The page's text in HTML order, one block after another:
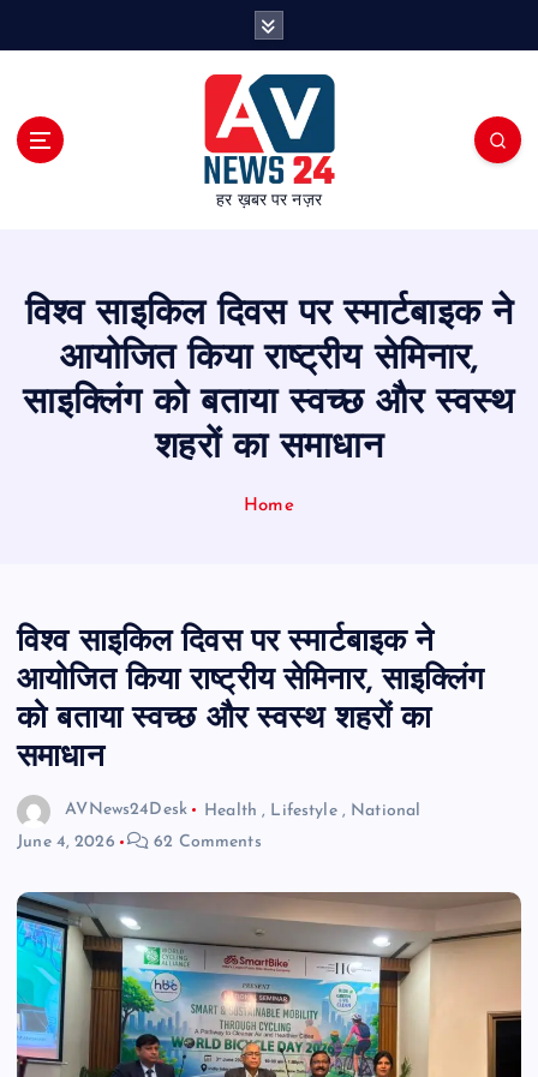
हर ख़बर पर नज़र
विश्व साइकिल दिवस पर स्मार्टबाइक ने
आयोजित किया राष्ट्रीय सेमिनार,
साइक्लिंग को बताया स्वच्छ और स्वस्थ
शहरों का समाधान
Home
विश्व साइकिल दिवस पर स्मार्टबाइक ने
आयोजित किया राष्ट्रीय सेमिनार, साइक्लिंग
को बताया स्वच्छ और स्वस्थ शहरों का
समाधान
AVNews24Desk Health , Lifestyle, National
June 4, 2026
62 Comments